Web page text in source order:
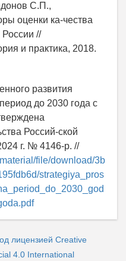
С.П.,
оценки ка-чества
//
и практика, 2018.
развития
до 2030 года с
Россий-ской
г. № 4146-р. //
file/download/3b
strategiya_pros
лицензией Creative
4.0 International